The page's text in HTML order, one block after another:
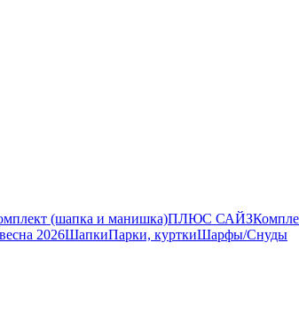
(шапка и манишка)ПЛЮС САЙЗ
2026ШапкиПарки, курткиШарфы/Снуды